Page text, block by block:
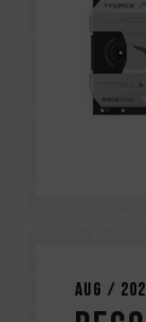
Aug /